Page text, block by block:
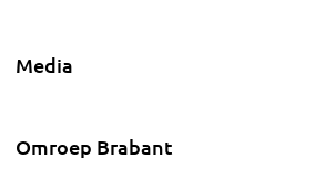
Media
Omroep Brabant